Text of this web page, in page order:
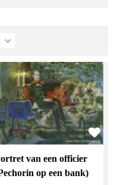
van een officier
op een bank)